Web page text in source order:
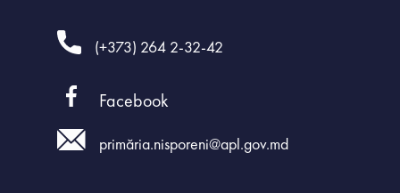
(+373) 264 2-32-42
Facebook
primăria.nisporeni@apl.gov.md